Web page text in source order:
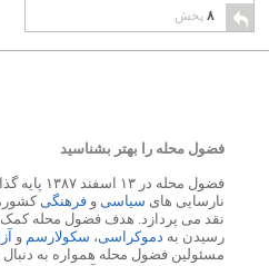
۸ پخش
فضول محله را بهتر بشناسید
فضول محله
نارسایی های سیاسی و فرهنگی
نقد می پردازد. هدف فضول محله
رسیدن به دموکراسی، سکولارسم و
مسئولین فضول محله همواره به دنبال